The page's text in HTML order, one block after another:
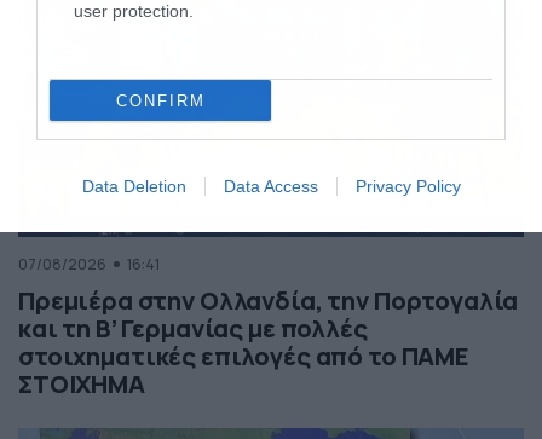
user protection.
CONFIRM
Data Deletion Data Access Privacy Policy
07/08/2026 16:41
Πρεμιέρα στην Ολλανδία, την Πορτογαλία
και τη Β’ Γερμανίας με πολλές
στοιχηματικές επιλογές από το ΠΑΜΕ
ΣΤΟΙΧΗΜΑ